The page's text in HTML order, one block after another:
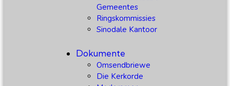
Gemeentes
Ringskommissies
Sinodale Kantoor
Dokumente
Omsendbriewe
Die Kerkorde